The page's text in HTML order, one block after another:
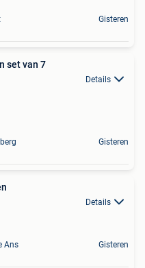
Gisteren
set van 7
Details
Gisteren
Details
Ans Gisteren